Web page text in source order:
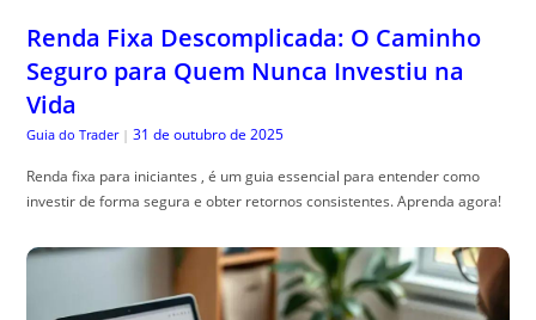
Renda Fixa Descomplicada: O Caminho
Seguro para Quem Nunca Investiu na
Vida
Guia do Trader | 31 de outubro de 2025
Renda fixa para iniciantes , é um guia essencial para entender como
investir de forma segura e obter retornos consistentes. Aprenda agora!